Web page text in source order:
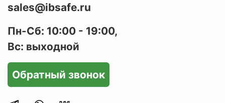
sales@ibsafe.ru
Пн-Сб: 10:00 - 19:00,
Вс: выходной
Обратный звонок